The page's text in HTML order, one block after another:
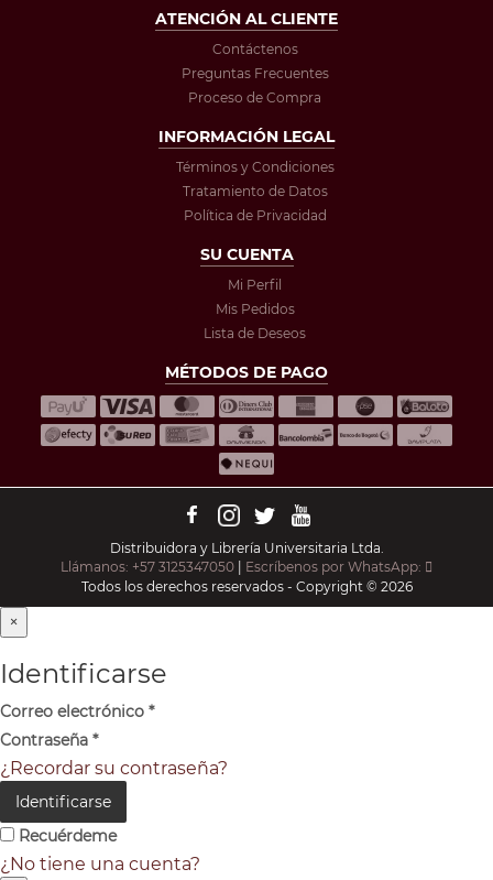
ATENCIÓN AL CLIENTE
Contáctenos
Preguntas Frecuentes
Proceso de Compra
INFORMACIÓN LEGAL
Términos y Condiciones
Tratamiento de Datos
Política de Privacidad
SU CUENTA
Mi Perfil
Mis Pedidos
Lista de Deseos
MÉTODOS DE PAGO
Distribuidora y Librería Universitaria Ltda.
Llámanos: +57 3125347050
Escríbenos por WhatsApp:
Todos los derechos reservados - Copyright © 2026
×
Identificarse
Correo electrónico *
Contraseña *
¿Recordar su contraseña?
Identificarse
Recuérdeme
¿No tiene una cuenta?